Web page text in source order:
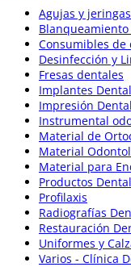
Agujas y
Consumibles
Desinfección y
Fresas dentales
Implantes
Impresión Dental
Instrumental
Material de
Material
Material para
Productos
Profilaxis
Radiografías
Restauración
Uniformes y
Varios - Clínica